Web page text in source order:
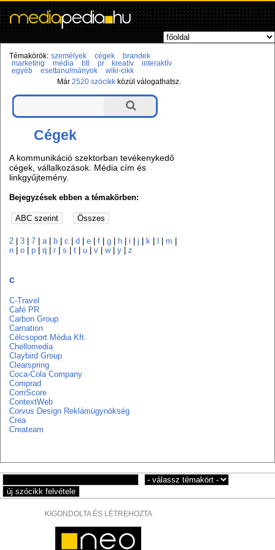
Témakörök: személyek cégek
brandek
marketing
média btl pr kreatív
interaktív
egyéb
esettanulmányok
wiki-cikk
Már2520 szócikk közül válogathatsz.
Cégek
A kommunikáció szektorban tevékenykedő
cégek, vállalkozások. Média cím és
linkgyűjtemény.
Bejegyzések ebben a témakörben:
2 |3 |7 |a| b |c |d |e |f |g h |i |j k |m
n |o |p |q |r |s |t |u |v |w|y |z
c
C-Travel
Café PR
Carbon Group
Carnation
Célcsoport Média Kft.
Chellomedia
Claybird Group
Clearspring
Coca-Cola Company
Comprad
ComScore
ContextWeb
Corvus Design Reklámügynökség
Crea
Createam
KIGONDOLTA ÉS LÉTREHOZTA